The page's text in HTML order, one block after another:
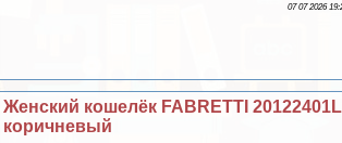
07 07 2026
Женский кошелёк FABRETTI
коричневый